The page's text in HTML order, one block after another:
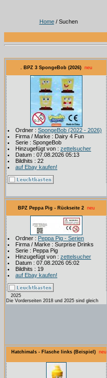
Home/ Suchen
. BPZ 3 SpongeBob (2026) neu
Ordner : SpongeBob (2022 - 2026)
Firma / Marke : Dairy 4 Fun
Serie : SpongeBob
Hinzugefügt von : zettelsucher
Datum : 07.08.2026 05:13
Bildhits : 22
auf Ebay kaufen!
BPZ Peppa Pig - Rückseite 2 neu
Ordner : Peppa Pig - Serien
Firma / Marke : Surprise Drinks
Serie : Peppa Pig
Hinzugefügt von : zettelsucher
Datum : 07.08.2026 05:02
Bildhits : 19
auf Ebay kaufen!
2025
Die Vorderseiten 2018 und 2025 sind gleich
Hatchimals - Flasche links (Beispiel) neu